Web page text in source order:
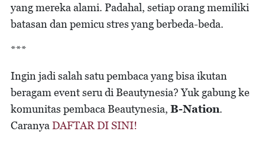
yang mereka alami. Padahal, setiap orang memiliki
batasan dan pemicu stres yang berbeda-beda.
***
Ingin jadi salah satu pembaca yang bisa ikutan
beragam event seru di Beautynesia? Yuk gabung ke
komunitas pembaca Beautynesia, B-Nation.
Caranya DAFTAR DI SINI!